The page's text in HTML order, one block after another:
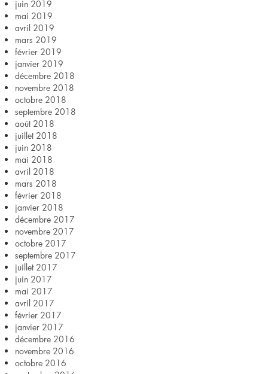
juin 2019
mai 2019
avril 2019
mars 2019
février 2019
janvier 2019
décembre 2018
novembre 2018
octobre 2018
septembre 2018
août 2018
juillet 2018
juin 2018
mai 2018
avril 2018
mars 2018
février 2018
janvier 2018
décembre 2017
novembre 2017
octobre 2017
septembre 2017
juillet 2017
juin 2017
mai 2017
avril 2017
février 2017
janvier 2017
décembre 2016
novembre 2016
octobre 2016